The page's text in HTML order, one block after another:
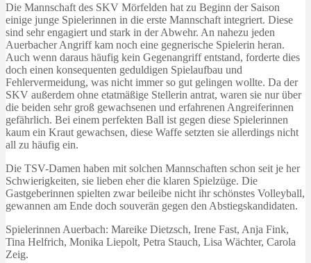
Die Mannschaft des SKV Mörfelden hat zu Beginn der Saison
einige junge Spielerinnen in die erste Mannschaft integriert. Diese
sind sehr engagiert und stark in der Abwehr. An nahezu jeden
Auerbacher Angriff kam noch eine gegnerische Spielerin heran.
Auch wenn daraus häufig kein Gegenangriff entstand, forderte dies
doch einen konsequenten geduldigen Spielaufbau und
Fehlervermeidung, was nicht immer so gut gelingen wollte. Da der
SKV außerdem ohne etatmäßige Stellerin antrat, waren sie nur über
die beiden sehr groß gewachsenen und erfahrenen Angreiferinnen
gefährlich. Bei einem perfekten Ball ist gegen diese Spielerinnen
kaum ein Kraut gewachsen, diese Waffe setzten sie allerdings nicht
all zu häufig ein.
Die TSV-Damen haben mit solchen Mannschaften schon seit je her
Schwierigkeiten, sie lieben eher die klaren Spielzüge. Die
Gastgeberinnen spielten zwar beileibe nicht ihr schönstes Volleyball,
gewannen am Ende doch souverän gegen den Abstiegskandidaten.
Spielerinnen Auerbach: Mareike Dietzsch, Irene Fast, Anja Fink,
Tina Helfrich, Monika Liepolt, Petra Stauch, Lisa Wächter, Carola
Zeig.